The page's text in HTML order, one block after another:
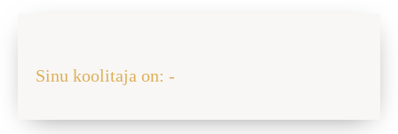
Sinu koolitaja on: -